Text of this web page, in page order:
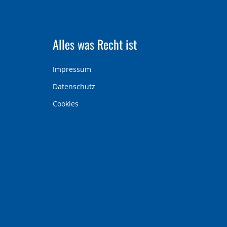
Alles was Recht ist
Impressum
Datenschutz
Cookies